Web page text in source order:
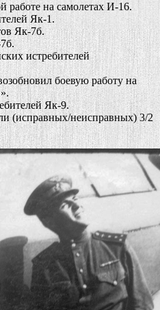
работе на самолетах И-16.
Як-1.
Як-7б.
истребителей
боевую работу на
Як-9.
(исправных/неисправных) 3/2